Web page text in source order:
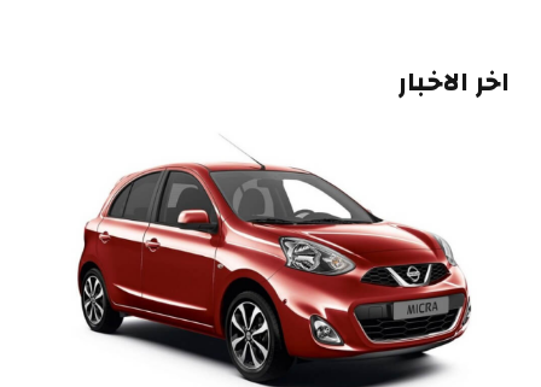
اخر الاخبار